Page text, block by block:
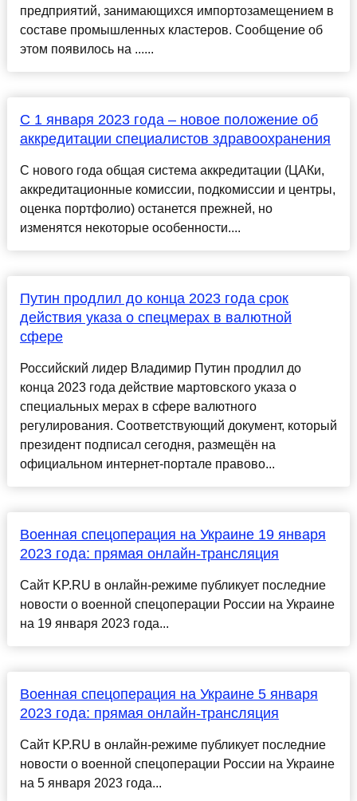
предприятий, занимающихся импортозамещением в
составе промышленных кластеров. Сообщение об
этом появилось на ......
С 1 января 2023 года – новое положение об
аккредитации специалистов здравоохранения
С нового года общая система аккредитации (ЦАКи,
аккредитационные комиссии, подкомиссии и центры,
оценка портфолио) останется прежней, но
изменятся некоторые особенности....
Путин продлил до конца 2023 года срок
действия указа о спецмерах в валютной
сфере
Российский лидер Владимир Путин продлил до
конца 2023 года действие мартовского указа о
специальных мерах в сфере валютного
регулирования. Соответствующий документ, который
президент подписал сегодня, размещён на
официальном интернет-портале правово...
Военная спецоперация на Украине 19 января
2023 года: прямая онлайн-трансляция
Сайт KP.RU в онлайн-режиме публикует последние
новости о военной спецоперации России на Украине
на 19 января 2023 года...
Военная спецоперация на Украине 5 января
2023 года: прямая онлайн-трансляция
Сайт KP.RU в онлайн-режиме публикует последние
новости о военной спецоперации России на Украине
на 5 января 2023 года...